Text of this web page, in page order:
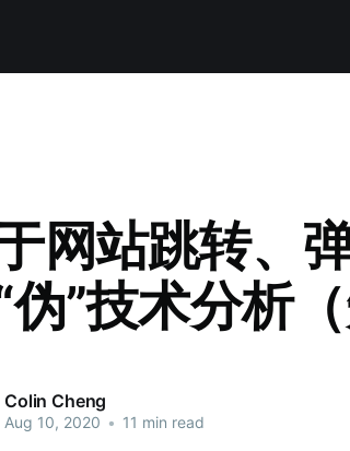
网站跳转、
伪”技术分析（
Colin Cheng
Aug 10, 2020 • 11 min read